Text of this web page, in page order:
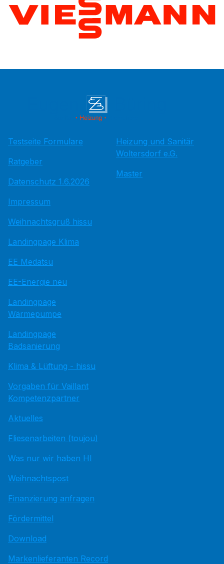
Testseite Formulare
Ratgeber
Datenschutz 1.6.2026
Impressum
Weihnachtsgruß hissu
Landingpage Klima
EE Medatsu
EE-Energie neu
Landingpage
Wärmepumpe
Landingpage
Badsanierung
Klima & Lüftung - hissu
Vorgaben für Vaillant
Kompetenzpartner
Aktuelles
Fliesenarbeiten (toujou)
Was nur wir haben HI
Weihnachtspost
Finanzierung anfragen
Fördermittel
Download
Markenlieferanten Record
Heizung und Sanitär
Woltersdorf e.G.
Master